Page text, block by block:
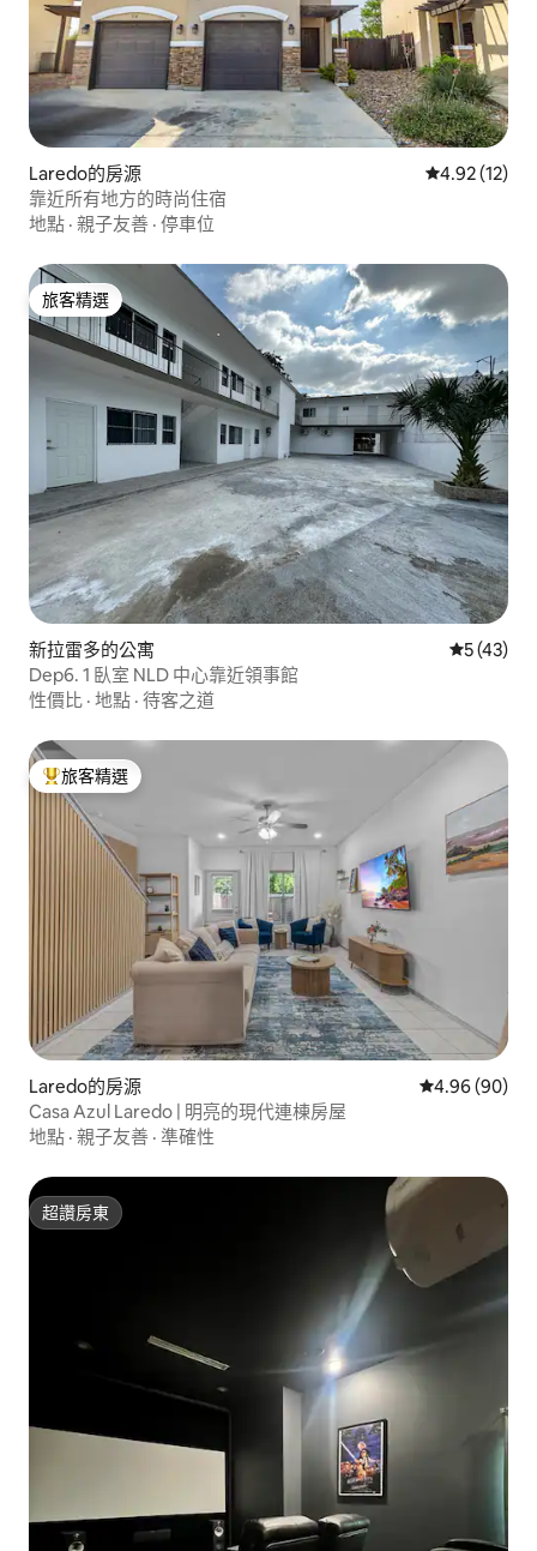
Laredo的房源 從 12 則評價
4.92 (12)
靠近所有地方的時尚住宿
地點 · 親子友善 · 停車位
旅客精選
旅客精選
新拉雷多的公寓 從 43 則評
5 (43)
Dep6. 1 臥室 NLD 中心靠近領事館
性價比 · 地點 · 待客之道
旅客精選榜首
旅客精選
Laredo的房源 從 90 則評價
4.96 (90)
Casa Azul Laredo | 明亮的現代連棟房屋
地點 · 親子友善 · 準確性
超讚房東
超讚房東